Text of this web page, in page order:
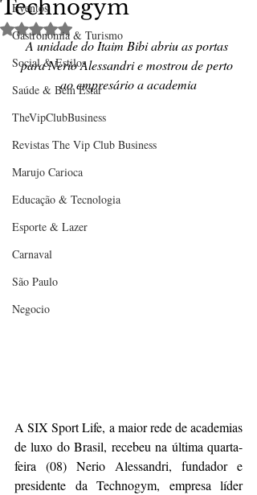
Eventos
Gastronomia & Turismo
Social & Estilos
Saúde & Bem Estar
TheVipClubBusiness
Revistas The Vip Club Business
Marujo Carioca
Educação & Tecnologia
Esporte & Lazer
Carnaval
São Paulo
Negocio
Technogym
Avaliado com NaN de 5 estrelas.
A unidade do Itaim Bibi abriu as portas
para Nerio Alessandri e mostrou de perto
ao empresário a academia
A SIX Sport Life, a maior rede de academias
de luxo do Brasil, recebeu na última quarta-
feira (08) Nerio Alessandri, fundador e
presidente da Technogym, empresa líder